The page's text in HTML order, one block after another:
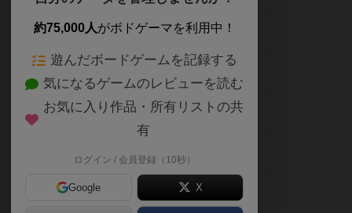
約75,000人がボドゲーマを利用中！
遊んだボードゲームを記録する
気になるゲームのレビューを読む
お気に入り作品・所有リストの共
有
ログイン / 会員登録（10秒）
Google X
ボードゲームの新着レビュー
ボードゲーム会情報
メカニクス特集
掲示板・トピックス
ボドとも・会員一覧